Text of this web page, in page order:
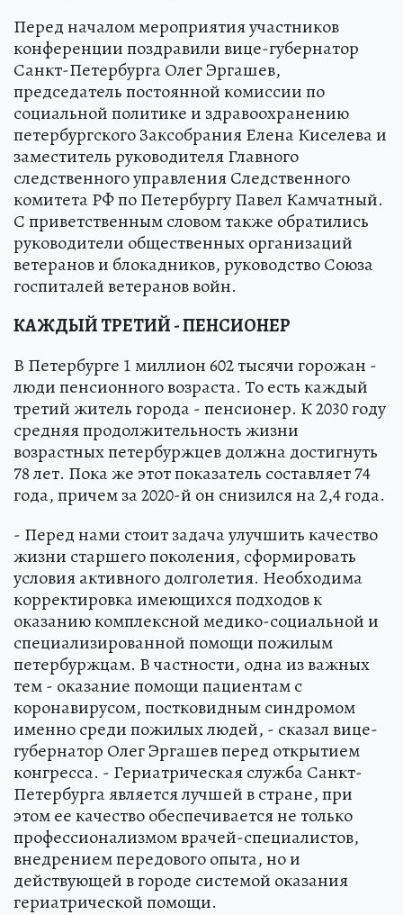
Перед началом мероприятия участников
конференции поздравили вице-губернатор
Санкт-Петербурга Олег Эргашев,
председатель постоянной комиссии по
социальной политике и здравоохранению
петербургского Заксобрания Елена Киселева и
заместитель руководителя Главного
следственного управления Следственного
комитета РФ по Петербургу Павел Камчатный.
С приветственным словом также обратились
руководители общественных организаций
ветеранов и блокадников, руководство Союза
госпиталей ветеранов войн.
КАЖДЫЙ ТРЕТИЙ - ПЕНСИОНЕР
В Петербурге 1 миллион 602 тысячи горожан -
люди пенсионного возраста. То есть каждый
третий житель города - пенсионер. К 2030 году
средняя продолжительность жизни
возрастных петербуржцев должна достигнуть
78 лет. Пока же этот показатель составляет 74
года, причем за 2020-й он снизился на 2,4 года.
- Перед нами стоит задача улучшить качество
жизни старшего поколения, сформировать
условия активного долголетия. Необходима
корректировка имеющихся подходов к
оказанию комплексной медико-социальной и
специализированной помощи пожилым
петербуржцам. В частности, одна из важных
тем - оказание помощи пациентам с
коронавирусом, постковидным синдромом
именно среди пожилых людей, - сказал вице-
губернатор Олег Эргашев перед открытием
конгресса. - Гериатрическая служба Санкт-
Петербурга является лучшей в стране, при
этом ее качество обеспечивается не только
профессионализмом врачей-специалистов,
внедрением передового опыта, но и
действующей в городе системой оказания
гериатрической помощи.